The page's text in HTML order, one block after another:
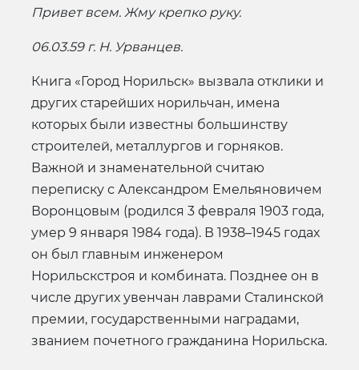
Привет всем. Жму крепко руку.
06.03.59 г. Н. Урванцев.
Книга «Город Норильск» вызвала отклики и
других старейших норильчан, имена
которых были известны большинству
строителей, металлургов и горняков.
Важной и знаменательной считаю
переписку с Александром Емельяновичем
Воронцовым (родился 3 февраля 1903 года,
умер 9 января 1984 года). В 1938–1945 годах
он был главным инженером
Норильскстроя и комбината. Позднее он в
числе других увенчан лаврами Сталинской
премии, государственными наградами,
званием почетного гражданина Норильска.